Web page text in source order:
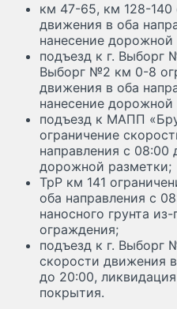
км 47-65, км 128-140
движения в оба
нанесение дорожной
подъезд к г. Выборг
Выборг №2 км 0-8
движения в оба
нанесение дорожной
подъезд к МАПП
ограничение
направления с 08:00
дорожной разметки;
ТрР км 141
оба направления с
наносного грунта
ограждения;
подъезд к г. Выборг
скорости движения
до 20:00,
покрытия.